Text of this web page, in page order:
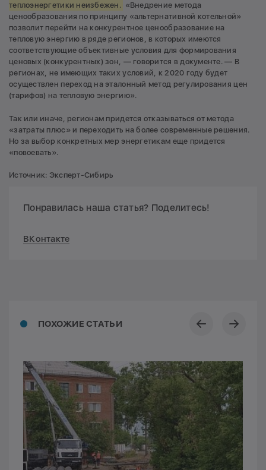
теплоэнергетики неизбежен. «Внедрение метода
ценообразования по принципу «альтернативной котельной»
позволит перейти на конкурентное ценообразование на
тепловую энергию в ряде регионов, в которых имеются
соответствующие объективные условия для формирования
ценовых (конкурентных) зон, — говорится в документе. — В
регионах, не имеющих таких условий, к 2020 году будет
осуществлен переход на эталонный метод регулирования цен
(тарифов) на тепловую энергию».
Так или иначе, регионам придется отказываться от метода
«затраты плюс» и переходить на более современные решения.
Но за выбор конкретных мер энергетикам еще придется
«повоевать».
Источник: Эксперт-Сибирь
Понравилась наша статья? Поделитесь!
ВКонтакте
ПОХОЖИЕ СТАТЬИ